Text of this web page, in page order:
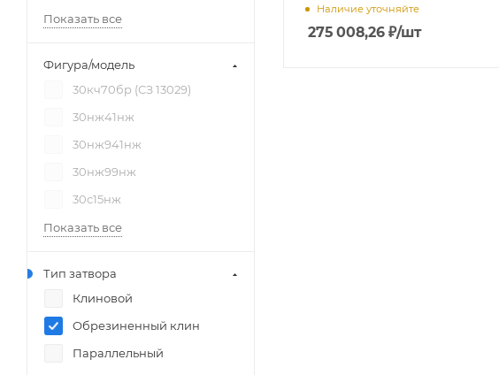
Наличие уточняйте
275 008,26 ₽/шт
Показать все
Фигура/модель
30кч70бр (СЗ 13029)
30нж41нж
30нж941нж
30нж99нж
30с15нж
Показать все
Тип затвора
Клиновой
Обрезиненный клин
Параллельный